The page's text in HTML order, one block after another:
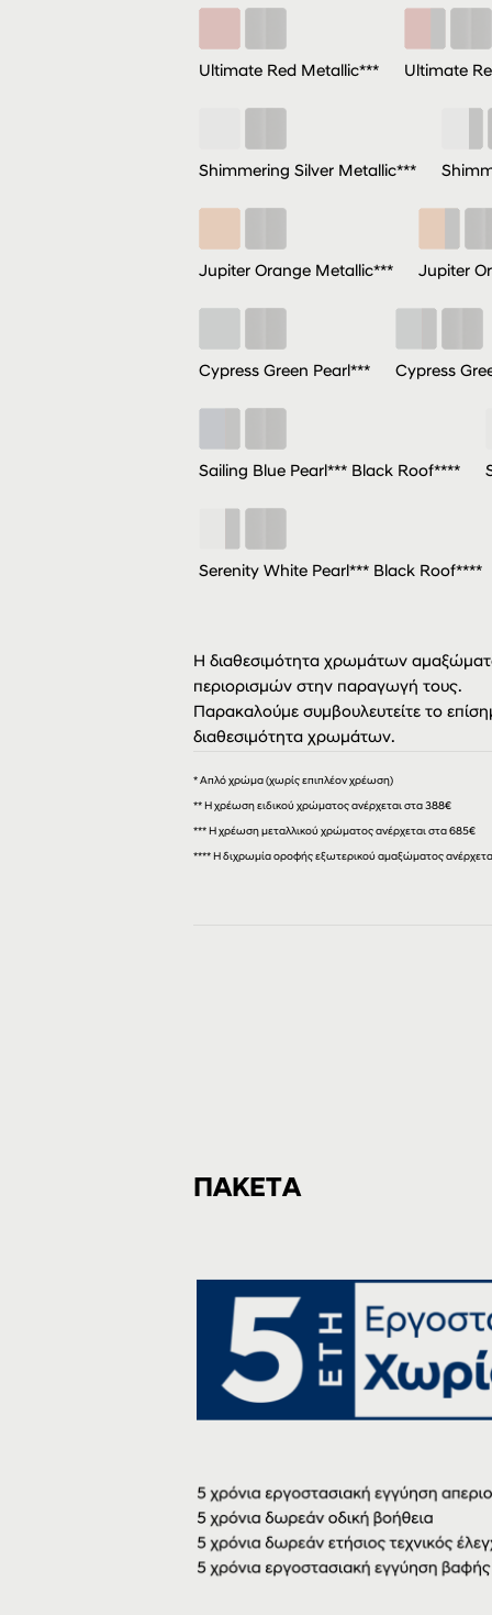
Ultimate Red Metallic*** Ultimate
Shimmering Silver Metallic***
Jupiter Orange Metallic*** Jupiter
Cypress Green Pearl*** Cypress
Sailing Blue Pearl*** Black Roof****
Serenity White Pearl*** Black Roof****
Η διαθεσιμότητα χρωμάτων
περιορισμών στην παραγωγή τους.
Παρακαλούμε συμβουλευτείτε το
διαθεσιμότητα χρωμάτων.
* Απλό χρώμα (χωρίς επιπλέον χρέωση)
** Η χρέωση ειδικού χρώματος ανέρχεται στα 388€
*** Η χρέωση μεταλλικού χρώματος ανέρχεται στα 685€
**** Η διχρωμία οροφής εξωτερικού αμαξώματος
ΠΑΚΕΤΑ